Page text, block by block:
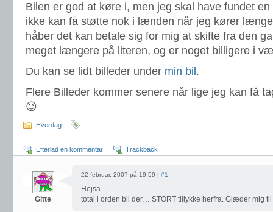
Bilen er god at køre i, men jeg skal have fundet
ikke kan få støtte nok i lænden når jeg kører
håber det kan betale sig for mig at skifte fra den
meget længere på literen, og er noget billigere i
Du kan se lidt billeder under min bil .
Flere Billeder kommer senere når lige jeg kan få
😉
Hverdag
Efterlad en kommentar Trackback
Gitte
22 februar, 2007 på 19:59 | #1
Hejsa….
total i orden bil der… STORT tillykke herfra. Glæder mig